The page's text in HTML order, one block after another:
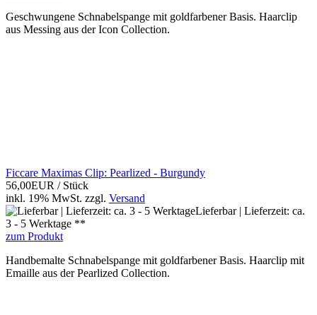
Geschwungene Schnabelspange mit goldfarbener Basis. Haarclip
aus Messing aus der Icon Collection.
Ficcare Maximas Clip: Pearlized - Burgundy
56,00EUR / Stück
inkl. 19% MwSt. zzgl. Versand
Lieferbar | Lieferzeit: ca.
3 - 5 Werktage **
zum Produkt
Handbemalte Schnabelspange mit goldfarbener Basis. Haarclip mit
Emaille aus der Pearlized Collection.